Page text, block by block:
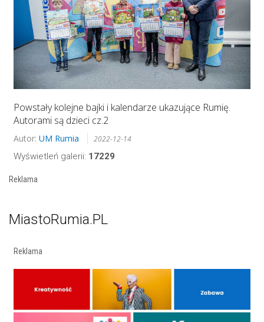
Powstały kolejne bajki i kalendarze ukazujące Rumię.
Autorami są dzieci cz.2
Autor: UM Rumia 2022-12-14
Wyświetleń galerii: 17229
Reklama
MiastoRumia.PL
Reklama